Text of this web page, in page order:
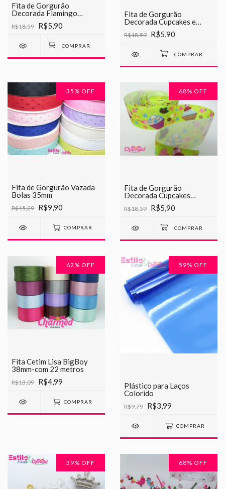
Fita de Gorgurão
Decorada Flamingo
Chinesinha 38mm
R$18,59 R$5,90
Fita de Gorgurão
Decorada Cupcakes e
Donuts Chinesinha 38mm
R$18,59 R$5,90
35 % OFF
Fita de Gorgurão Vazada
Bolas 35mm
R$15,29 R$9,90
COMPRAR
68% OFF
Fita de Gorgurão
Decorada Cupcakes
Chinesinha 38mm
R$18,59 R$5,90
62 % OFF
Fita Cetim Lisa BigBoy
38mm-com 22 metros
R$13,09 R$4,99
COMPRAR
59% OFF
Plástico para Laços
Colorido
R$9,79 R$3,99
COMPRAR
39% OFF 68% OFF